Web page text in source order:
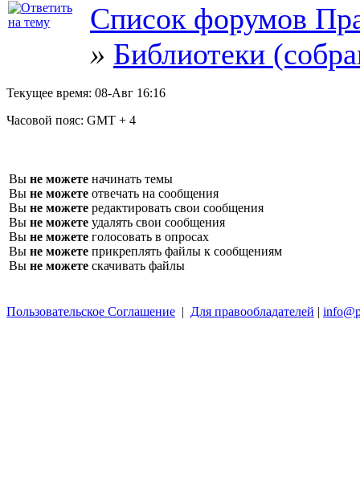
Список форумов
» Библиотеки
Текущее время: 08-Авг 16:16
Часовой пояс: GMT + 4
Вы не можете начинать темы
Вы не можете отвечать на сообщения
Вы не можете редактировать свои сообщения
Вы не можете удалять свои сообщения
Вы не можете голосовать в опросах
Вы не можете прикреплять файлы к сообщениям
Вы не можете скачивать файлы
Пользовательское Соглашение | Для правообладателей |